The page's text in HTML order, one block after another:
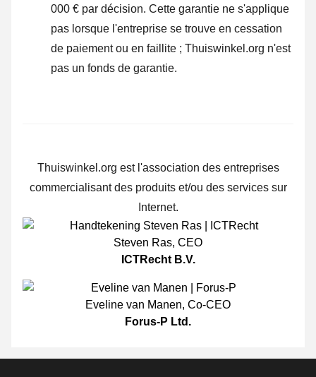
000 € par décision. Cette garantie ne s'applique
pas lorsque l'entreprise se trouve en cessation
de paiement ou en faillite ; Thuiswinkel.org n'est
pas un fonds de garantie.
Thuiswinkel.org est l'association des entreprises
commercialisant des produits et/ou des services sur
Internet.
Steven Ras, CEO
ICTRecht B.V.
Eveline van Manen, Co-CEO
Forus-P Ltd.